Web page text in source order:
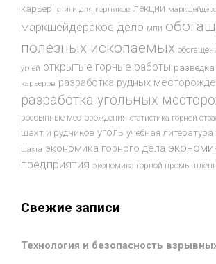
карьер книги для горняков лекции
маркшейдерское дело мпи
полезных ископаемых
углей открытые горные работы
карьеров разработка рудных
разработка угольных
россыпные месторождения статистика горной
шахт и рудников уголь учебная литература
шахта экономика горного дела
предприятия экономика горной
Свежие записи
Технология и безопасность